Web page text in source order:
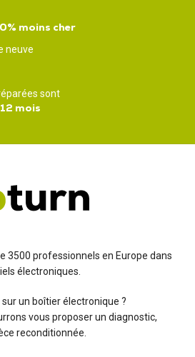
moins cher
neuve
sont
mois
3500 professionnels en Europe dans
électroniques.
un boîtier électronique ?
vous proposer un diagnostic,
reconditionnée.